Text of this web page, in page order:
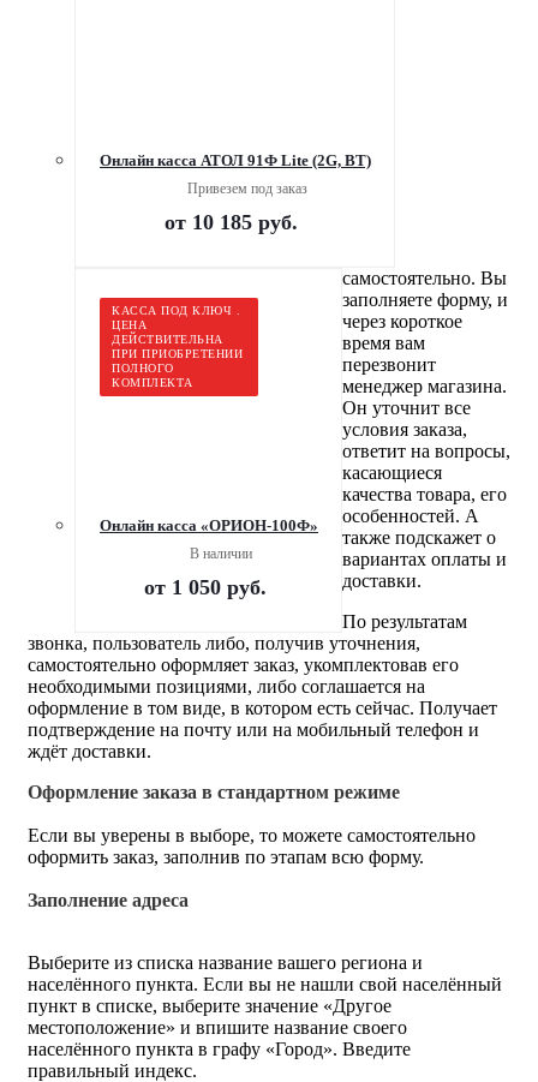
Онлайн касса АТОЛ 91Ф Lite (2G, ВТ)
Привезем под заказ
от 10 185 руб.
КАССА ПОД КЛЮЧ .
ЦЕНА
ДЕЙСТВИТЕЛЬНА
ПРИ ПРИОБРЕТЕНИИ
ПОЛНОГО
КОМПЛЕКТА
Онлайн касса «ОРИОН-100Ф»
В наличии
от 1 050 руб.
самостоятельно. Вы
заполняете форму, и
через короткое
время вам
перезвонит
менеджер магазина.
Он уточнит все
условия заказа,
ответит на вопросы,
касающиеся
качества товара, его
особенностей. А
также подскажет о
вариантах оплаты и
доставки.
По результатам
звонка, пользователь либо, получив уточнения,
самостоятельно оформляет заказ, укомплектовав его
необходимыми позициями, либо соглашается на
оформление в том виде, в котором есть сейчас. Получает
подтверждение на почту или на мобильный телефон и
ждёт доставки.
Оформление заказа в стандартном режиме
Если вы уверены в выборе, то можете самостоятельно
оформить заказ, заполнив по этапам всю форму.
Заполнение адреса
Выберите из списка название вашего региона и
населённого пункта. Если вы не нашли свой населённый
пункт в списке, выберите значение «Другое
местоположение» и впишите название своего
населённого пункта в графу «Город». Введите
правильный индекс.